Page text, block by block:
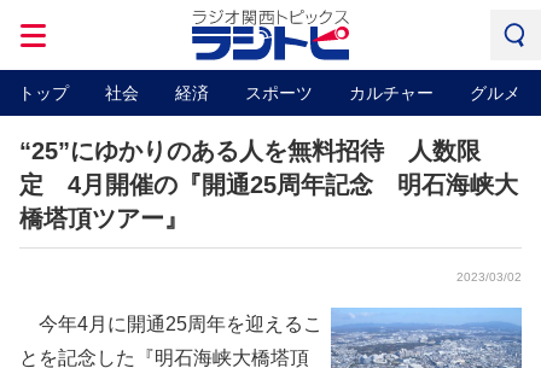
トップ 社会 経済 スポーツ カルチャー グルメ
“25”にゆかりのある人を無料招待 人数限
定 4月開催の『開通25周年記念 明石海峡大
橋塔頂ツアー』
2023/03/02
今年4月に開通25周年を迎えるこ
とを記念した『明石海峡大橋塔頂